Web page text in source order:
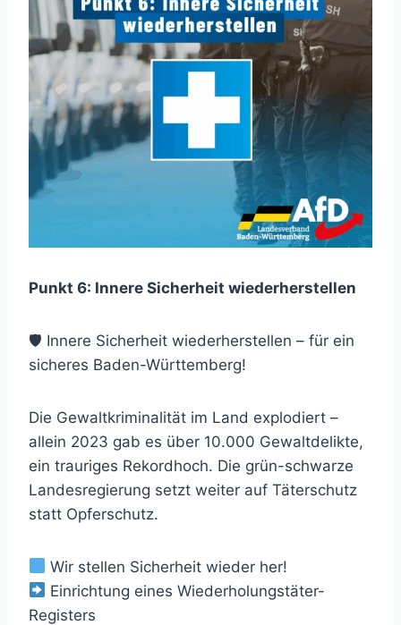
Punkt 6: Innere Sicherheit wiederherstellen
🛡 Innere Sicherheit wiederherstellen – für ein
sicheres Baden-Württemberg!
Die Gewaltkriminalität im Land explodiert –
allein 2023 gab es über 10.000 Gewaltdelikte,
ein trauriges Rekordhoch. Die grün-schwarze
Landesregierung setzt weiter auf Täterschutz
statt Opferschutz.
Wir stellen Sicherheit wieder her!
Einrichtung eines Wiederholungstäter-
Registers